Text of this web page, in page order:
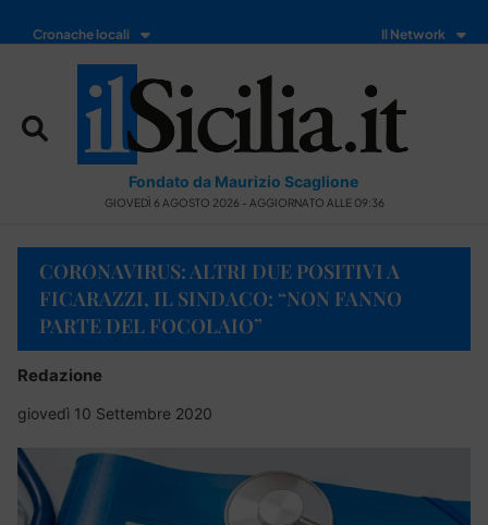
Cronache locali Il Network
Fondato da Maurizio Scaglione
GIOVEDÌ 6 AGOSTO 2026 - AGGIORNATO ALLE 09:36
CORONAVIRUS: ALTRI DUE POSITIVI A
FICARAZZI, IL SINDACO: “NON FANNO
PARTE DEL FOCOLAIO”
Redazione
giovedì 10 Settembre 2020